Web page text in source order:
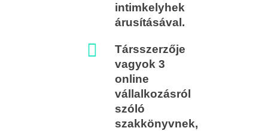
intimkelyhek
árusításával.
Társszerzője
vagyok 3
online
vállalkozásról
szóló
szakkönyvnek,